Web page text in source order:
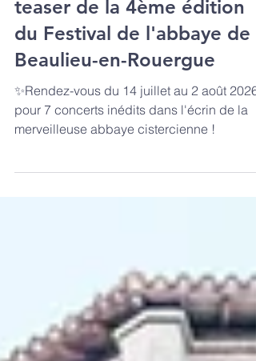
FAB* 2026 : découvrez le
teaser de la 4ème édition
du Festival de l'abbaye de
Beaulieu-en-Rouergue
✨Rendez-vous du 14 juillet au 2 août 2026
pour 7 concerts inédits dans l'écrin de la